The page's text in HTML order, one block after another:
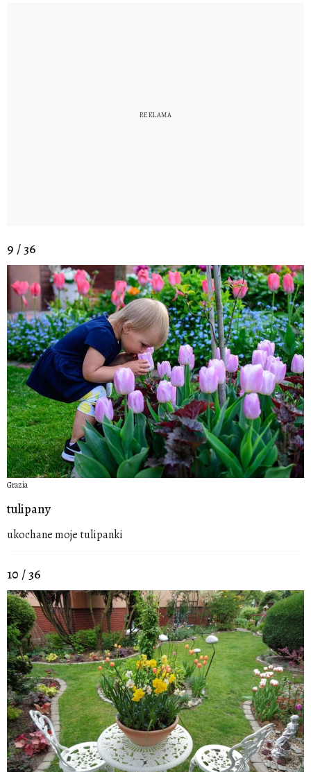
9 / 36
Grazia
tulipany
ukochane moje tulipanki
10 / 36